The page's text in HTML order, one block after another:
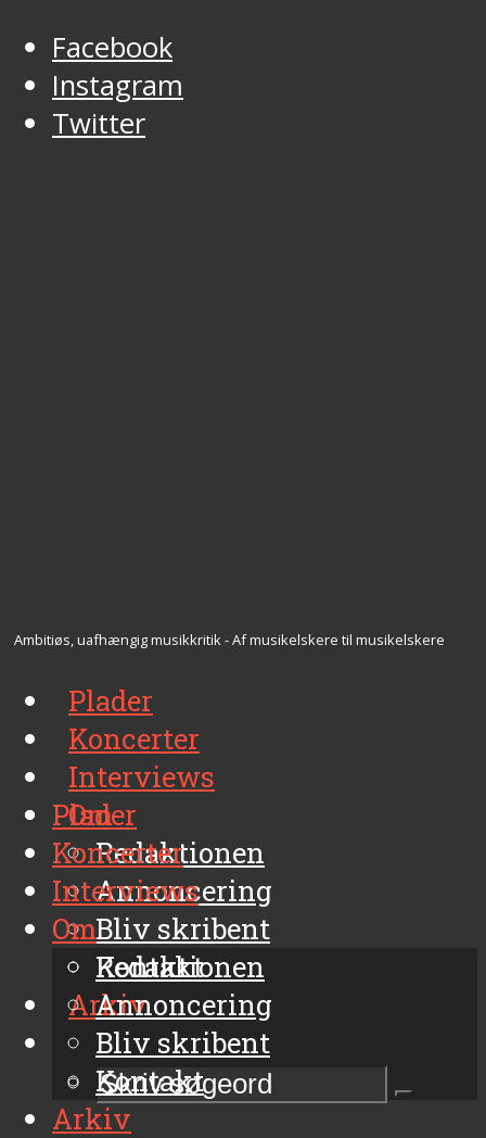
Facebook
Instagram
Twitter
Ambitiøs, uafhængig musikkritik - Af musikelskere til musikelskere
Plader
Koncerter
Interviews
Om
Redaktionen
Annoncering
Bliv skribent
Kontakt
Arkiv
Plader
Koncerter
Interviews
Om
Redaktionen
Annoncering
Bliv skribent
Kontakt
Arkiv